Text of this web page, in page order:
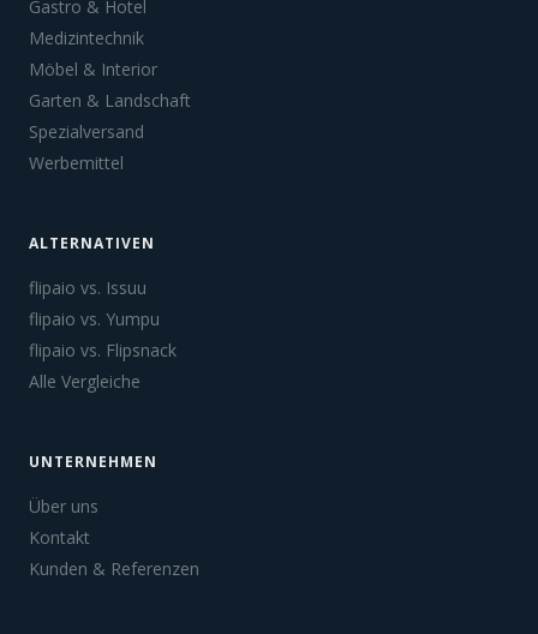
Gastro & Hotel
Medizintechnik
Möbel & Interior
Garten & Landschaft
Spezialversand
Werbemittel
ALTERNATIVEN
flipaio vs. Issuu
flipaio vs. Yumpu
flipaio vs. Flipsnack
Alle Vergleiche
UNTERNEHMEN
Über uns
Kontakt
Kunden & Referenzen